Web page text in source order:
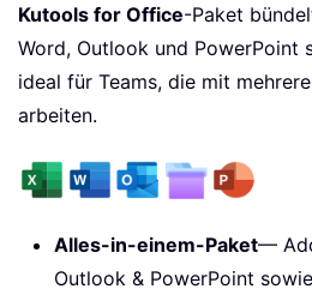
Kutools for Office-Paket
Word, Outlook und PowerPoint
ideal für Teams, die mit
arbeiten.
Alles-in-einem-Paket—
Outlook & PowerPoint